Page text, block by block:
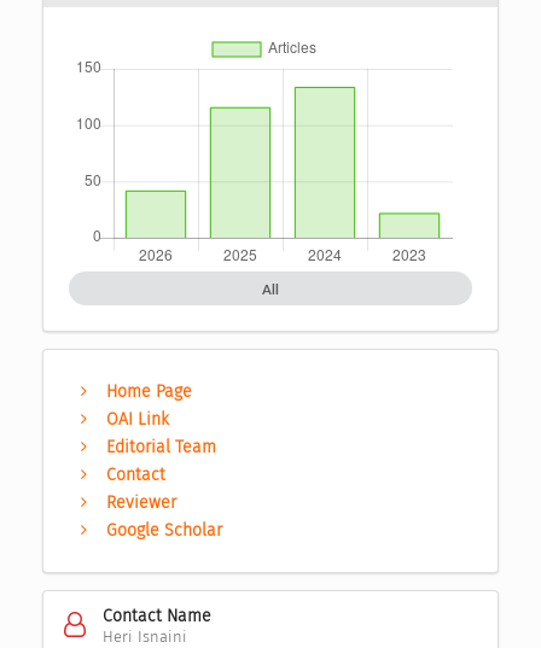
All
Home Page
OAI Link
Editorial Team
Contact
Reviewer
Google Scholar
Contact Name
Heri Isnaini